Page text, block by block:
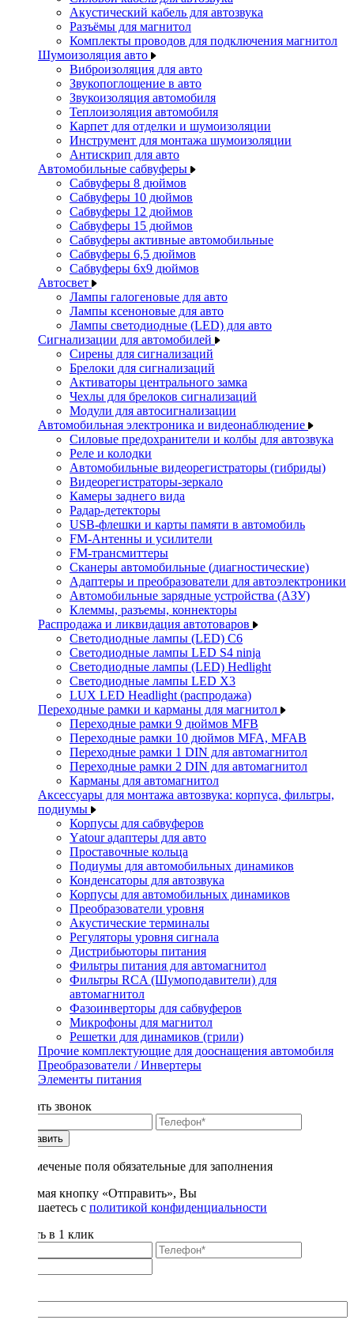
Акустический кабель для автозвука
Разъёмы для магнитол
Комплекты проводов для подключения магнитол
Шумоизоляция авто
Виброизоляция для авто
Звукопоглощение в авто
Звукоизоляция автомобиля
Теплоизоляция автомобиля
Карпет для отделки и шумоизоляции
Инструмент для монтажа шумоизоляции
Антискрип для авто
Автомобильные сабвуферы
Сабвуферы 8 дюймов
Сабвуферы 10 дюймов
Сабвуферы 12 дюймов
Сабвуферы 15 дюймов
Сабвуферы активные автомобильные
Сабвуферы 6,5 дюймов
Сабвуферы 6x9 дюймов
Автосвет
Лампы галогеновые для авто
Лампы ксеноновые для авто
Лампы светодиодные (LED) для авто
Сигнализации для автомобилей
Сирены для сигнализаций
Брелоки для сигнализаций
Активаторы центрального замка
Чехлы для брелоков сигнализаций
Модули для автосигнализации
Автомобильная электроника и видеонаблюдение
Силовые предохранители и колбы для автозвука
Реле и колодки
Автомобильные видеорегистраторы (гибриды)
Видеорегистраторы-зеркало
Камеры заднего вида
Радар-детекторы
USB-флешки и карты памяти в автомобиль
FM-Антенны и усилители
FM-трансмиттеры
Сканеры автомобильные (диагностические)
Адаптеры и преобразователи для автоэлектроники
Автомобильные зарядные устройства (АЗУ)
Клеммы, разъемы, коннекторы
Распродажа и ликвидация автотоваров
Светодиодные лампы (LED) C6
Светодиодные лампы LED S4 ninja
Светодиодные лампы (LED) Hedlight
Светодиодные лампы LED X3
LUX LED Headlight (распродажа)
Переходные рамки и карманы для магнитол
Переходные рамки 9 дюймов MFB
Переходные рамки 10 дюймов MFA, MFAB
Переходные рамки 1 DIN для автомагнитол
Переходные рамки 2 DIN для автомагнитол
Карманы для автомагнитол
Аксессуары для монтажа автозвука: корпуса, фильтры,
подиумы
Корпусы для сабвуферов
Yаtour адаптеры для авто
Проставочные кольца
Подиумы для автомобильных динамиков
Конденсаторы для автозвука
Корпусы для автомобильных динамиков
Преобразователи уровня
Акустические терминалы
Регуляторы уровня сигнала
Дистрибьюторы питания
Фильтры питания для автомагнитол
Фильтры RCA (Шумоподавители) для
автомагнитол
Фазоинверторы для сабвуферов
Микрофоны для магнитол
Решетки для динамиков (грили)
Прочие комплектующие для дооснащения автомобиля
Преобразователи / Инвертеры
Элементы питания
Заказать звонок
Отправить
* - отмеченые поля обязательные для заполнения
Нажимая кнопку «Отправить», Вы
соглашаетесь с политикой конфиденциальности
Купить в 1 клик